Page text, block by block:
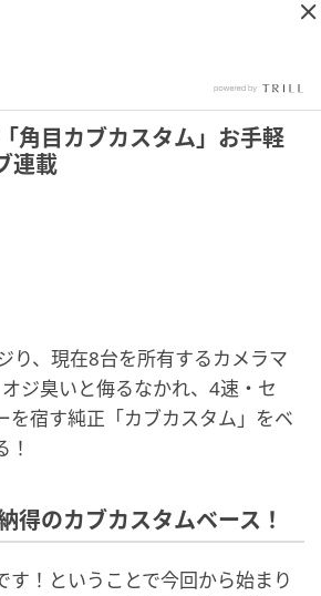
角目カブカスタム」お手軽
連載
り、現在8台を所有するカメラマ
ジ臭いと侮るなかれ、4速・セ
を宿す純正「カブカスタム」をベ
得のカブカスタムベース！
す！ということで今回から始まり